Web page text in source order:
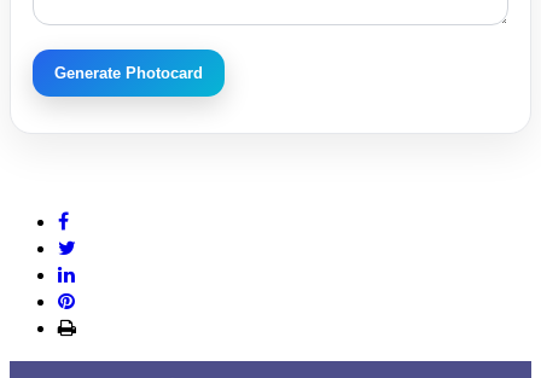
Generate Photocard